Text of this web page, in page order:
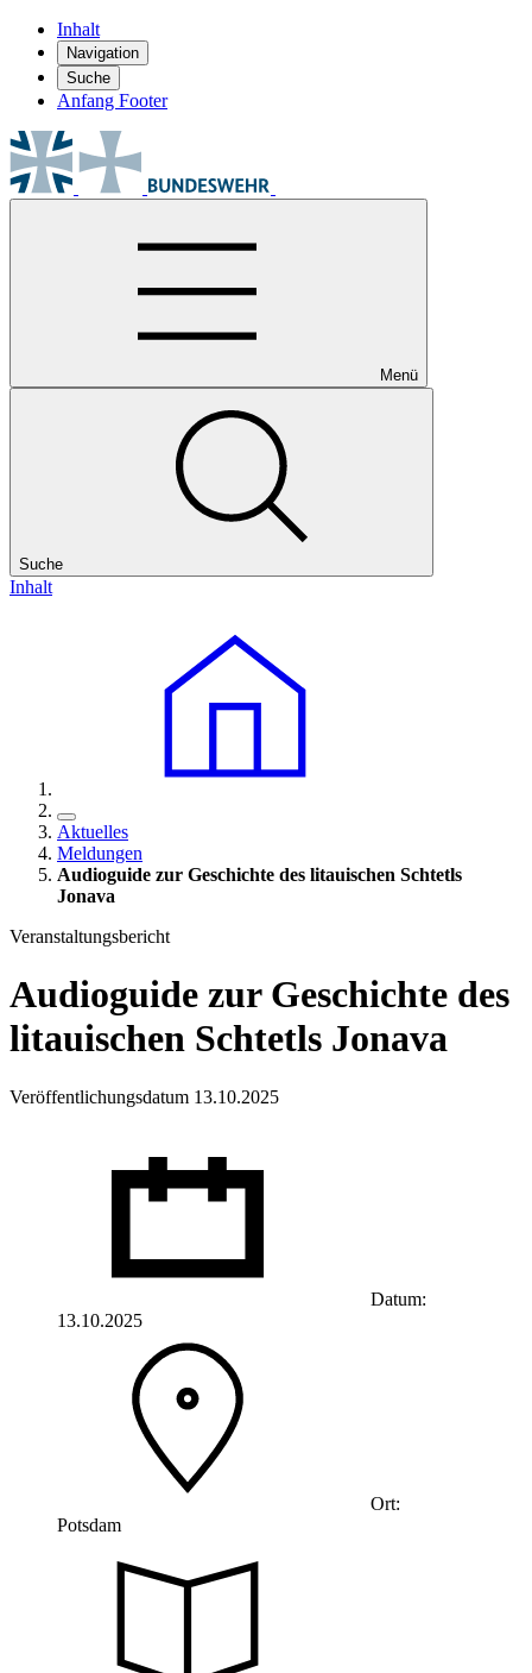
Inhalt
Navigation
Suche
Anfang Footer
Menü
Suche
Inhalt
Aktuelles
Meldungen
Audioguide zur Geschichte des litauischen Schtetls
Jonava
Veranstaltungsbericht
Audioguide zur Geschichte des
litauischen Schtetls Jonava
Veröffentlichungsdatum 13.10.2025
Datum:
13.10.2025
Ort:
Potsdam